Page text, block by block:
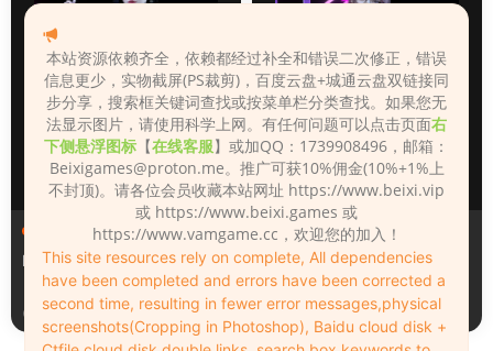
人物（Looks）
Monica_2_2_2
3天前
人物（Looks）
Lizhen2025
4天前
本站资源依赖齐全，依赖都经过补全和错误二次修正，错误
信息更少，实物截屏(PS裁剪)，百度云盘+城通云盘双链接同
步分享，搜索框关键词查找或按菜单栏分类查找。如果您无
法显示图片，请使用科学上网。有任何问题可以点击页面右
下侧悬浮图标 【在线客服】或加QQ：1739908496，邮箱：
Beixigames@proton.me。推广可获10%佣金(10%+1%上
不封顶)。请各位会员收藏本站网址 https://www.beixi.vip
或 https://www.beixi.games 或
https://www.vamgame.cc，欢迎您的加入！
This site resources rely on complete, All dependencies
have been completed and errors have been corrected a
second time, resulting in fewer error messages,physical
screenshots(Cropping in Photoshop), Baidu cloud disk +